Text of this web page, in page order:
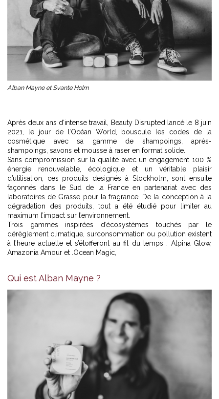
Alban Mayne et Svante Holm
Après deux ans d'intense travail, Beauty Disrupted lancé le 8 juin
2021, le jour de l’Océan World, bouscule les codes de la
cosmétique avec sa gamme de shampoings, après-
shampoings, savons et mousse à raser en format solide.
Sans compromission sur la qualité avec un engagement 100 %
énergie renouvelable, écologique et un véritable plaisir
d’utilisation, ces produits designés à Stockholm, sont ensuite
façonnés dans le Sud de la France en partenariat avec des
laboratoires de Grasse pour la fragrance. De la conception à la
dégradation des produits, tout a été étudié pour limiter au
maximum l’impact sur l’environnement.
Trois gammes inspirées d’écosystèmes touchés par le
dérèglement climatique, surconsommation ou pollution existent
à l’heure actuelle et s’étofferont au fil du temps : Alpina Glow,
Amazonia Amour et .Ocean Magic,
Qui est Alban Mayne ?